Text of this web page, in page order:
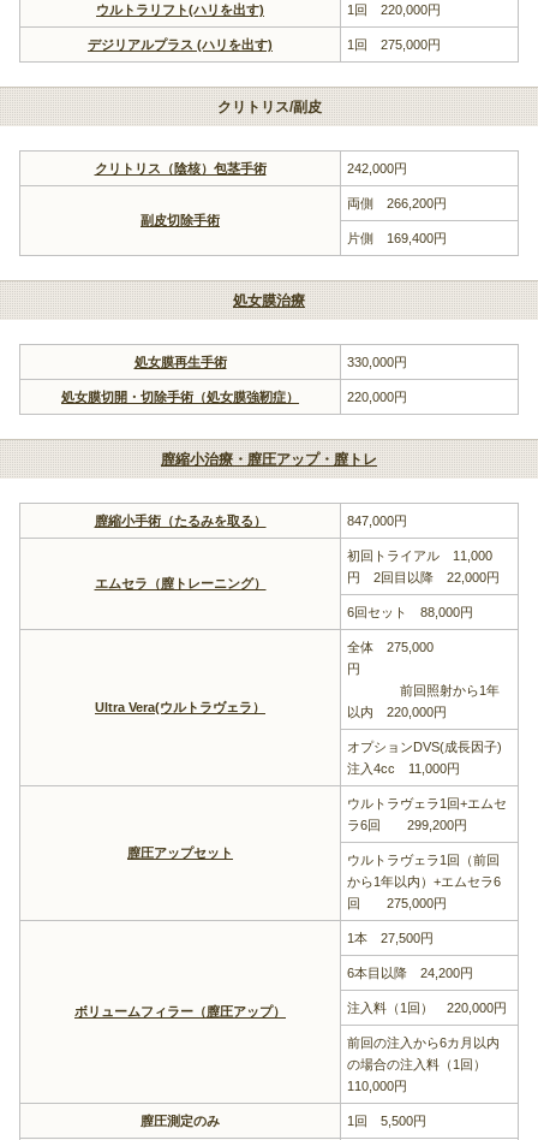
ウルトラリフト(ハリを出す) 1回 220,000円
デジリアルプラス (ハリを出す) 1回 275,000円
クリトリス/副皮
クリトリス（陰核）包茎手術 242,000円
副皮切除手術
両側 266,200円
片側 169,400円
処女膜治療
処女膜再生手術 330,000円
処女膜切開・切除手術（処女膜強靭症） 220,000円
膣縮小治療・膣圧アップ・膣トレ
膣縮小手術（たるみを取る） 847,000円
エムセラ（膣トレーニング）
初回トライアル 11,000
円 2回目以降 22,000円
6回セット 88,000円
Ultra Vera(ウルトラヴェラ）
全体 275,000
円
前回照射から1年
以内 220,000円
オプションDVS(成長因子)
注入4cc 11,000円
膣圧アップセット
ウルトラヴェラ1回+エムセ
ラ6回 299,200円
ウルトラヴェラ1回（前回
から1年以内）+エムセラ6
回 275,000円
ボリュームフィラー（膣圧アップ）
1本 27,500円
6本目以降 24,200円
注入料（1回） 220,000円
前回の注入から6カ月以内
の場合の注入料（1回）
110,000円
膣圧測定のみ 1回 5,500円